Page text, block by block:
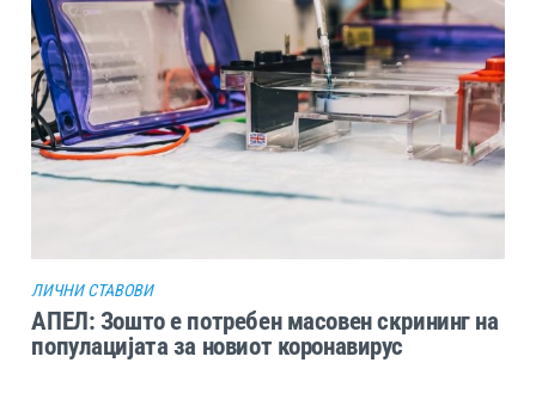
ЛИЧНИ СТАВОВИ
АПЕЛ: Зошто е потребен масовен скрининг на
популацијата за новиот коронавирус